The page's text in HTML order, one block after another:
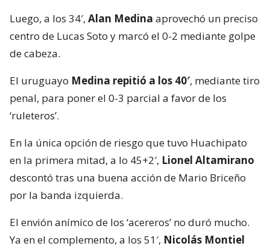
Luego, a los 34′, Alan Medina aprovechó un preciso
centro de Lucas Soto y marcó el 0-2 mediante golpe
de cabeza.
El uruguayo Medina repitió a los 40′, mediante tiro
penal, para poner el 0-3 parcial a favor de los
‘ruleteros’.
En la única opción de riesgo que tuvo Huachipato
en la primera mitad, a lo 45+2′, Lionel Altamirano
descontó tras una buena acción de Mario Briceño
por la banda izquierda.
El envión anímico de los ‘acereros’ no duró mucho.
Ya en el complemento, a los 51′, Nicolás Montiel